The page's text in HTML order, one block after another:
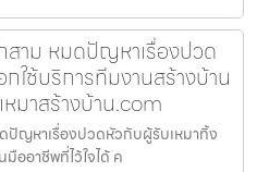
สาม หมดปัญหาเรื่องปวด
ใช้บริการทีมงานสร้างบ้าน
หมาสร้างบ้าน.com
ปัญหาเรื่องปวดหัวกับผู้รับเหมาทิ้ง
ออาชีพที่ไว้ใจได้ ค